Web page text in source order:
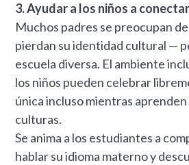
3. Ayudar a los niños a
Muchos padres se preocupan
pierdan su identidad cultural —
escuela diversa. El ambiente
los niños pueden celebrar
única incluso mientras
culturas.
Se anima a los estudiantes a
hablar su idioma materno y